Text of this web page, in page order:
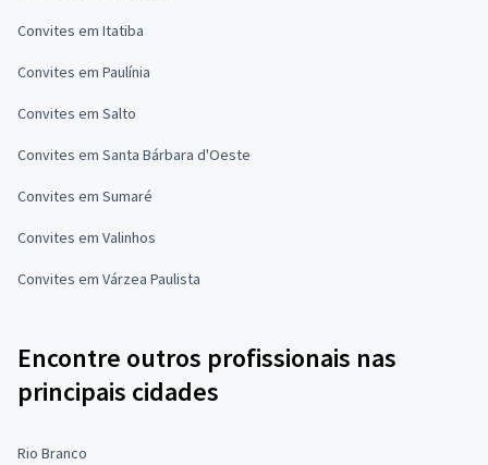
Convites em Itatiba
Convites em Paulínia
Convites em Salto
Convites em Santa Bárbara d'Oeste
Convites em Sumaré
Convites em Valinhos
Convites em Várzea Paulista
Encontre outros profissionais nas
principais cidades
Rio Branco